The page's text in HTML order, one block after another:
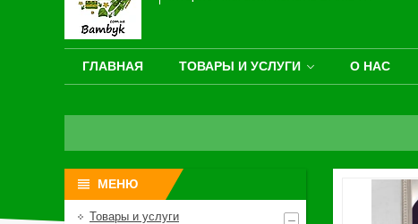
ГЛАВНАЯ ТОВАРЫ И УСЛУГИ О НАС
Товары и услуги